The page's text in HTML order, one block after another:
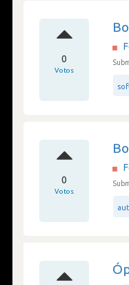
0
Votos
0
Votos